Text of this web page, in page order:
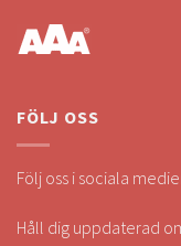
FÖLJ OSS
Följ oss i sociala
Håll dig uppdaterad